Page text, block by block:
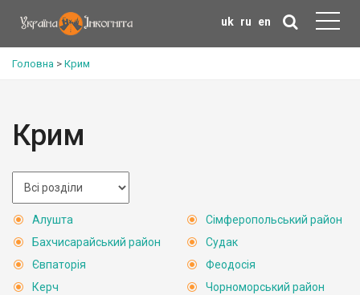
uk ru en
Головна > Крим
Крим
Алушта
Бахчисарайський район
Євпаторія
Керч
Сімферопольський район
Судак
Феодосія
Чорноморський район